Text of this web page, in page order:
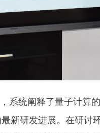
统阐释了量子计算
新研发进展。在研